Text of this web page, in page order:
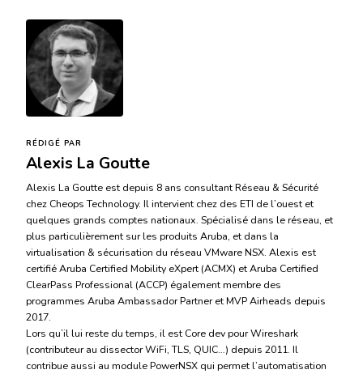
RÉDIGÉ PAR
Alexis La Goutte
Alexis La Goutte est depuis 8 ans consultant Réseau & Sécurité
chez Cheops Technology. Il intervient chez des ETI de l’ouest et
quelques grands comptes nationaux. Spécialisé dans le réseau, et
plus particulièrement sur les produits Aruba, et dans la
virtualisation & sécurisation du réseau VMware NSX. Alexis est
certifié Aruba Certified Mobility eXpert (ACMX) et Aruba Certified
ClearPass Professional (ACCP) également membre des
programmes Aruba Ambassador Partner et MVP Airheads depuis
2017.
Lors qu’il lui reste du temps, il est Core dev pour Wireshark
(contributeur au dissector WiFi, TLS, QUIC…) depuis 2011. Il
contribue aussi au module PowerNSX qui permet l’automatisation